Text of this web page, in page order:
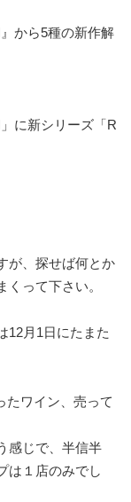
』から5種の新作解
」に新シリーズ「 R
が、探せば何とか
って下さい。
12月 1 日にたまた
たワイン、売って
感じで、半信半
は１店のみでし